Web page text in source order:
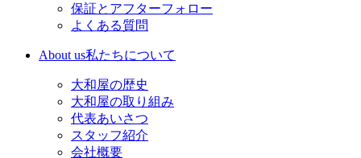
保証とアフターフォロー
よくある質問
About us私たちについて
大和屋の歴史
大和屋の取り組み
代表あいさつ
スタッフ紹介
会社概要